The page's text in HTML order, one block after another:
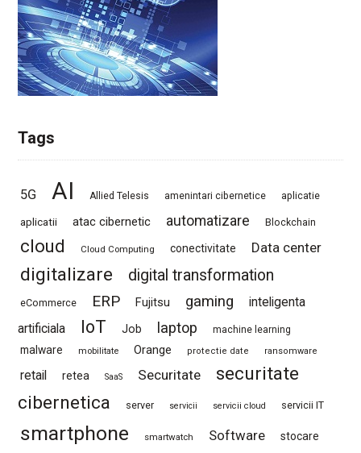
Tags
5G AI Allied Telesis amenintari cibernetice aplicatie
aplicatii atac cibernetic automatizare Blockchain
cloud Cloud Computing conectivitate Data center
digitalizare digital transformation
eCommerce ERP Fujitsu gaming
inteligenta
artificiala
IoT Job laptop machine learning
malware mobilitate Orange protectie date ransomware
retail retea SaaS Securitate
securitate
cibernetica
server servicii servicii cloud servicii IT
smartphone smartwatch Software stocare